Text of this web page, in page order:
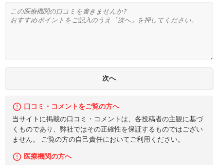
口コミ・コメントをご覧の方へ
当サイトに掲載の口コミ・コメントは、各投稿者の主観に基づ
くものであり、弊社ではその正確性を保証するものではござい
ません。 ご覧の方の自己責任においてご利用ください。
医療機関の方へ